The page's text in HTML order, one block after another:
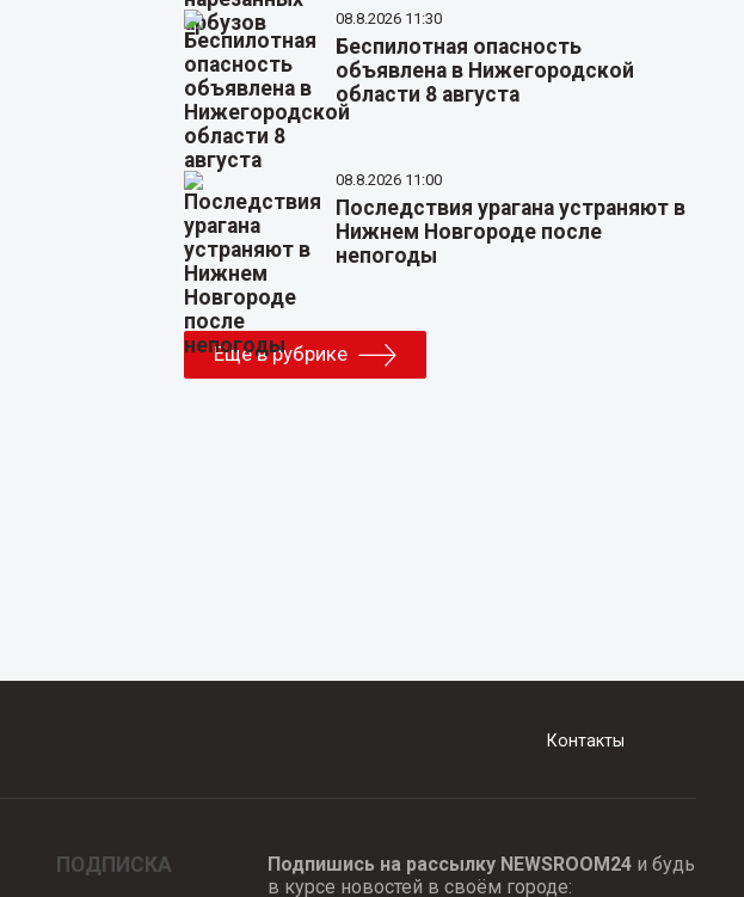
08.8.2026 11:30
Беспилотная опасность
объявлена в Нижегородской
области 8 августа
08.8.2026 11:00
Последствия урагана устраняют в
Нижнем Новгороде после
непогоды
Еще в рубрике
Контакты
ПОДПИСКА Подпишись на рассылку NEWSROOM24и будь
в курсе новостей в своём городе: